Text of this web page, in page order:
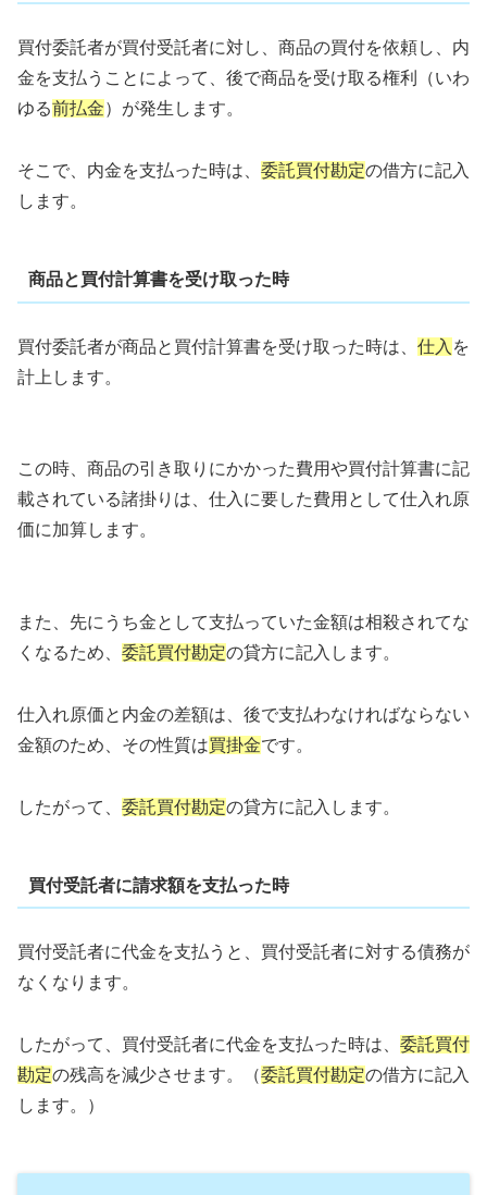
買付委託者が買付受託者に対し、商品の買付を依頼し、内
金を支払うことによって、後で商品を受け取る権利（いわ
ゆる前払金）が発生します。
そこで、内金を支払った時は、 委託買付勘定の借方に記入
します。
商品と買付計算書を受け取った時
買付委託者が商品と買付計算書を受け取った時は、 仕入 を
計上します。
この時、商品の引き取りにかかった費用や買付計算書に記
載されている諸掛りは、仕入に要した費用として仕入れ原
価に加算します。
また、先にうち金として支払っていた金額は相殺されてな
くなるため、 委託買付勘定の貸方に記入します。
仕入れ原価と内金の差額は、後で支払わなければならない
金額のため、その性質は買掛金です。
したがって、 委託買付勘定の貸方に記入します。
買付受託者に請求額を支払った時
買付受託者に代金を支払うと、買付受託者に対する債務が
なくなります。
したがって、買付受託者に代金を支払った時は、 委託買付
勘定の残高を減少させます。（委託買付勘定の借方に記入
します。）